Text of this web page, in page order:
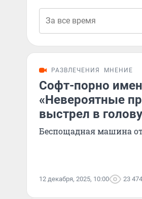
РАЗВЛЕЧЕНИЯ МНЕНИЕ
Софт-порно
«Невероятные
выстрел в голову
Беспощадная машина
12 декабря, 2025, 10:00 23 474